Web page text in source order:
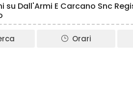
su Dall'Armi E Carcano Snc
Orari